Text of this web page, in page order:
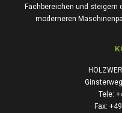
Fachbereichen und
moderneren
Tele:
Fax: